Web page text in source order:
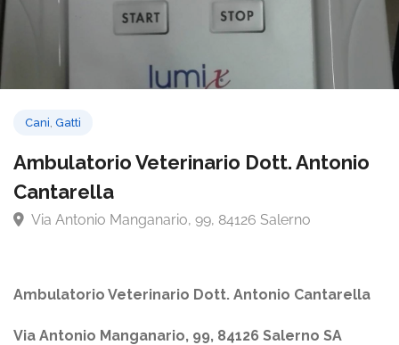
Cani,Gatti
Ambulatorio Veterinario Dott.
Ambulatorio Veterinario Dott. Antonio Cantarella
Via Antonio Manganario, 99, 84126 Salerno SA